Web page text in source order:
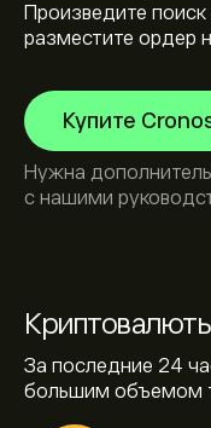
За последние 24
большим объемом
Произведите поиск
разместите ордер
Купите
Нужна
с нашими